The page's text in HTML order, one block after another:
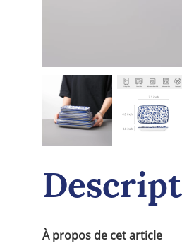
À propos de cet article